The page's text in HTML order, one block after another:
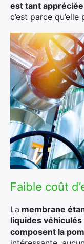
est tant appréciée
c’est parce
Faible coût
La membrane
liquides véhiculés
composent la